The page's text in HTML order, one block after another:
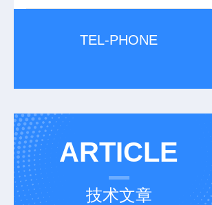
TEL-PHONE
ARTICLE
技术文章